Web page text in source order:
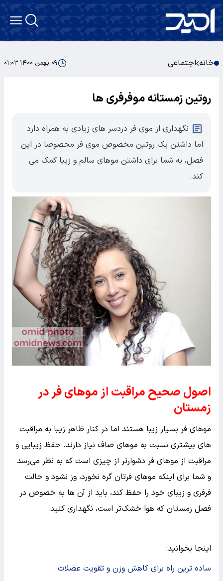
خانه اجتماعی ۰۹ بهمن ۱۴۰۰ ۰۱:۰۳
روتین زمستانه موفرفری ها
نگهداری از موی فر دردسر های زیادی به همراه دارد
اما داشتن یک روتین مخصوص موی فر مخصوصا در این
فصل، به شما برای داشتن موهای سالم و زیبا کمک می
کند.
اصول صحیح مراقبت از موهای فر در
زمستان
موهای فر بسیار زیبا هستند اما در کنار ظاهر زیبا به مراقبت
های بیشتری نسبت به موهای صاف نیاز دارند. حفظ زیبایی و
مراقبت از موهای فر دشوارتر از چیزی است که به نظر می‌رسد
و شما برای اینکه موهای فرتان گره نخورد، وز نشود و حالت
فرفری و زیبای خود را حفظ کند، باید از آن ها به خصوص در
فصل زمستان که هوا خشک‌تر است، نگهداری کنید.
اینجا بخوانید:
ساده ترین راه برای کاهش وزن و تقویت عضلات